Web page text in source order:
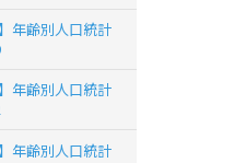
年齢別人口統計
年齢別人口統計
年齢別人口統計